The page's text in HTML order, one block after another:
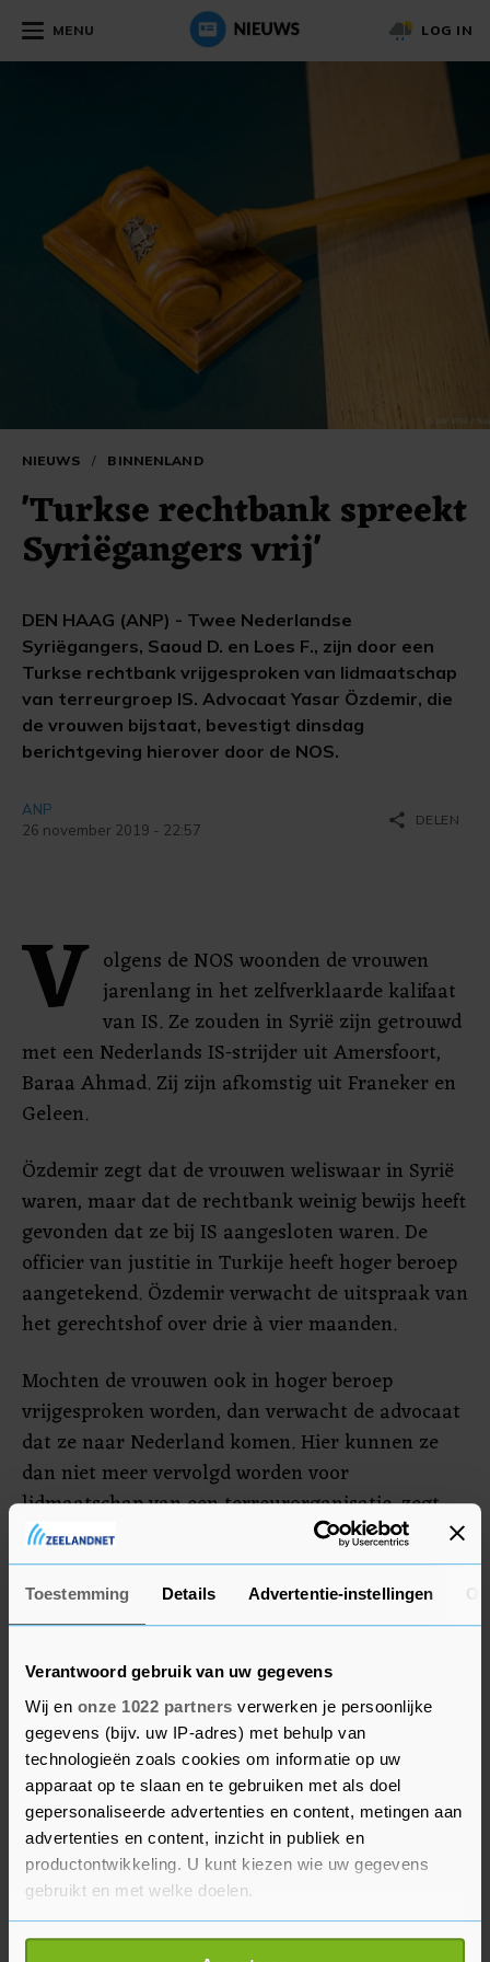
Toestemming Details Advertentie-instellingen
Verantwoord gebruik van uw gegevens
Wij en onze 1022 partners verwerken je persoonlijke
gegevens (bijv. uw IP-adres) met behulp van
technologieën zoals cookies om informatie op uw
apparaat op te slaan en te gebruiken met als doel
gepersonaliseerde advertenties en content, metingen aan
advertenties en content, inzicht in publiek en
productontwikkeling. U kunt kiezen wie uw gegevens
gebruikt en met welke doelen.
Als u het toestaat, willen we ook graag:
MENU LOG IN
NIEUWS / BINNENLAND
'Turkse rechtbank spreekt
Syriëgangers vrij'
DEN HAAG (ANP) - Twee Nederlandse
Syriëgangers, Saoud D. en Loes F., zijn door een
Turkse rechtbank vrijgesproken van lidmaatschap
van terreurgroep IS. Advocaat Yasar Özdemir, die
de vrouwen bijstaat, bevestigt dinsdag
berichtgeving hierover door de NOS.
ANP
26 november 2019 - 22:57
share DELEN
V olgens de NOS woonden de vrouwen
jarenlang in het zelfverklaarde kalifaat
van IS. Ze zouden in Syrië zijn getrouwd
met een Nederlands IS-strijder uit Amersfoort,
Baraa Ahmad. Zij zijn afkomstig uit Franeker en
Geleen.
Özdemir zegt dat de vrouwen weliswaar in Syrië
waren, maar dat de rechtbank weinig bewijs heeft
gevonden dat ze bij IS aangesloten waren. De
officier van justitie in Turkije heeft hoger beroep
aangetekend. Özdemir verwacht de uitspraak van
het gerechtshof over drie à vier maanden.
Mochten de vrouwen ook in hoger beroep
vrijgesproken worden, dan verwacht de advocaat
dat ze naar Nederland komen. Hier kunnen ze
dan niet meer vervolgd worden voor
lidmaatschap van een terreurorganisatie, zegt
hij. Eerder deze maand stuurde Turkije twee
vrouwelijke Syriëgangers en twee kinderen terug
naar Nederland. De vrouwen zitten vast.